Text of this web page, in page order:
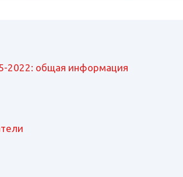
2022: общая информация